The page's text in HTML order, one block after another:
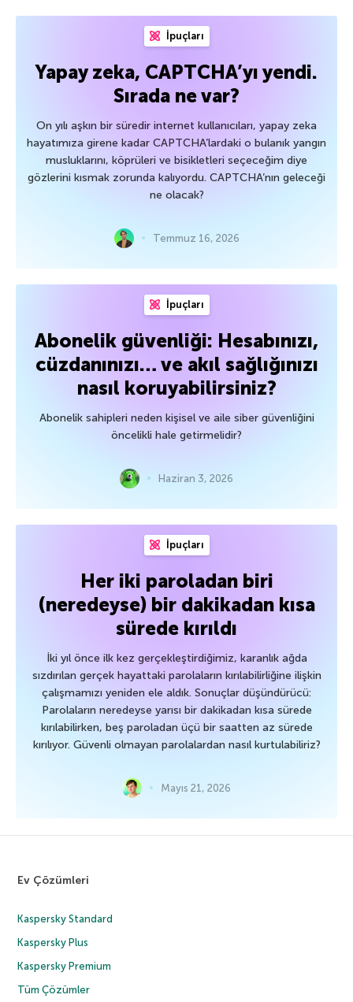
İpuçları
Yapay zeka, CAPTCHA’yı yendi.
Sırada ne var?
On yılı aşkın bir süredir internet kullanıcıları, yapay zeka
hayatımıza girene kadar CAPTCHA’lardaki o bulanık yangın
musluklarını, köprüleri ve bisikletleri seçeceğim diye
gözlerini kısmak zorunda kalıyordu. CAPTCHA’nın geleceği
ne olacak?
Temmuz 16, 2026
İpuçları
Abonelik güvenliği: Hesabınızı,
cüzdanınızı… ve akıl sağlığınızı
nasıl koruyabilirsiniz?
Abonelik sahipleri neden kişisel ve aile siber güvenliğini
öncelikli hale getirmelidir?
Haziran 3, 2026
İpuçları
Her iki paroladan biri
(neredeyse) bir dakikadan kısa
sürede kırıldı
İki yıl önce ilk kez gerçekleştirdiğimiz, karanlık ağda
sızdırılan gerçek hayattaki parolaların kırılabilirliğine ilişkin
çalışmamızı yeniden ele aldık. Sonuçlar düşündürücü:
Parolaların neredeyse yarısı bir dakikadan kısa sürede
kırılabilirken, beş paroladan üçü bir saatten az sürede
kırılıyor. Güvenli olmayan parolalardan nasıl kurtulabiliriz?
Mayıs 21, 2026
Ev Çözümleri
Kaspersky Standard
Kaspersky Plus
Kaspersky Premium
Tüm Çözümler